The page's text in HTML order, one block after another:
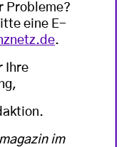
Probleme?
eine E-
.
Ihre
im